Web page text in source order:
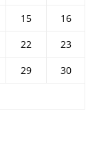
15
16
22
23
29
30